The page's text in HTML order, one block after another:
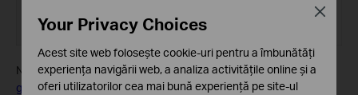
Notă: Dacă uiți parola veche, te rugăm să consulți acest
ghid pentru a reseta parola.
Your Privacy Choices
Acest site web folosește cookie-uri pentru a îmbunătăți
experiența navigării web, a analiza activitățile online și a
oferi utilizatorilor cea mai bună experiență pe site-ul
Close